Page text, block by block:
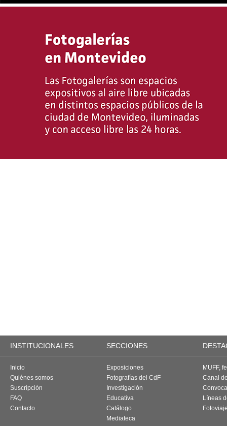
INSTITUCIONALES SECCIONES
Inicio
Quiénes somos
Suscripción
FAQ
Contacto
Exposiciones
Fotografías del CdF
Investigación
Educativa
Catálogo
Mediateca
MUFF,
Canal
Líneas